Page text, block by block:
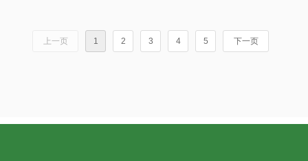
上一页 1 2 3 4 5 下一页